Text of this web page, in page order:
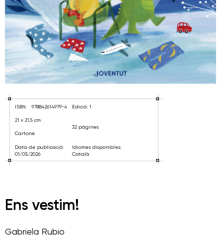
ISBN: 978842614979-4
21 x 21,5 cm
Cartoné
Data de publicació:
01/05/2026
Edició: 1
32 pàgines
Idiomes disponibles:
Català
Ens vestim!
Gabriela Rubio